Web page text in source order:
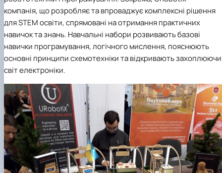
компанія, що розробляє та впроваджує комплексні рішення
для STEM освіти, спрямовані на отримання практичних
навичок та знань. Навчальні набори розвивають базові
навички програмування, логічного мислення, пояснюють
основні принципи схемотехніки та відкривають
світ електроніки.